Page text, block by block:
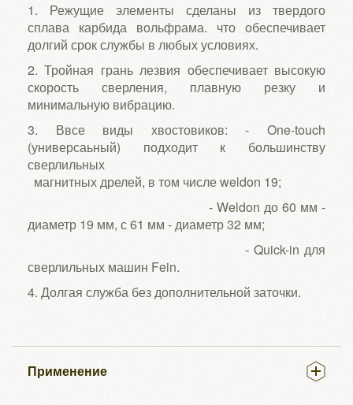
1. Режущие элементы сделаны из твердого
сплава карбида вольфрама. что обеспечивает
долгий срок службы в любых условиях.
2. Тройная грань лезвия обеспечивает высокую
скорость сверления, плавную резку и
минимальную вибрацию.
3. Ввсе виды хвостовиков: - One-touch
(универсаьный) подходит к большинству
сверлильных
магнитных дрелей, в том числе weldon 19;
- Weldon до 60 мм -
диаметр 19 мм, с 61 мм - диаметр 32 мм;
- Quick-in для
сверлильных машин Fein.
4. Долгая служба без дополнительной заточки.
Применение